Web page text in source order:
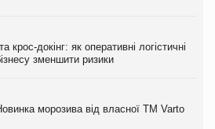
крос-докінг: як оперативні логістичні
зменшити ризики
морозива від власної ТМ Varto
«Хто б знав» про асортимент,
у VARUS з’явилися паучі
у першому півріччі
на 9%